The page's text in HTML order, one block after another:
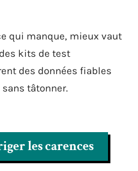
qui manque, mieux vaut
kits de test
des données fiables
tâtonner.
les carences